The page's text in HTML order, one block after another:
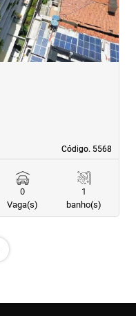
Código. 5568
Código. 5568
0
Vaga(s)
1
banho(s)